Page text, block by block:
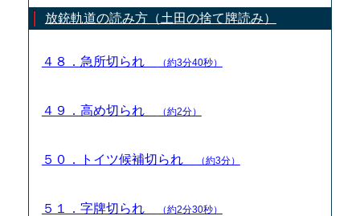
放銃軌道の読み方（土田の捨て牌読み）
４８．急所切られ （約3分40秒）
４９．高め切られ （約2分）
５０．トイツ候補切られ （約3分）
５１．字牌切られ （約2分30秒）